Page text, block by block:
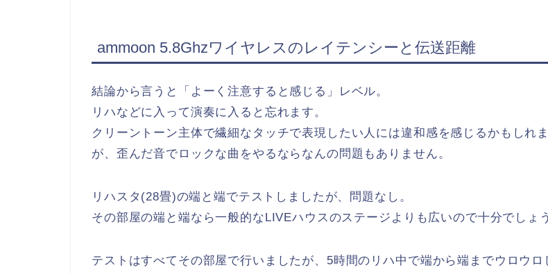
ammoon 5.8Ghzワイヤレスのレイテンシーと伝送距離
結論から言うと「よーく注意すると感じる」レベル。
リハなどに入って演奏に入ると忘れます。
クリーントーン主体で繊細なタッチで表現したい人には違和感を感じるかもしれ
が、歪んだ音でロックな曲をやるならなんの問題もありません。
リハスタ(28畳)の端と端でテストしましたが、問題なし。
その部屋の端と端なら一般的なLIVEハウスのステージよりも広いので十分でしょう
テストはすべてその部屋で行いましたが、5時間のリハ中で端から端までウロウロ